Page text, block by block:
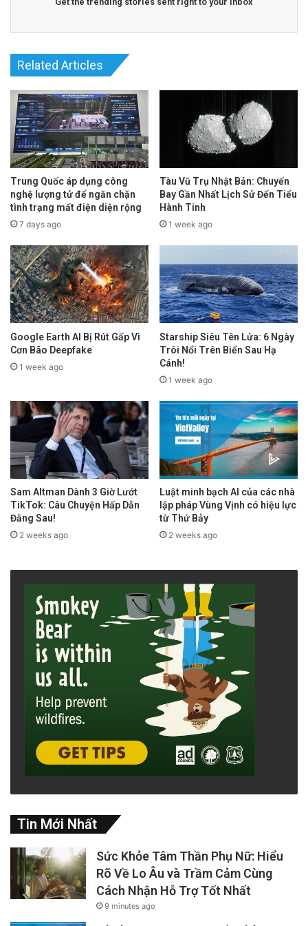
Related Articles
Trung Quốc áp dụng công
nghệ lượng tử để ngăn chặn
tình trạng mất điện diện rộng
7 days ago
Tàu Vũ Trụ Nhật Bản: Chuyến
Bay Gần Nhất Lịch Sử Đến Tiểu
Hành Tinh
1 week ago
Google Earth AI Bị Rút Gấp Vì
Cơn Bão Deepfake
1 week ago
Starship Siêu Tên Lửa: 6 Ngày
Trôi Nổi Trên Biển Sau Hạ
Cánh!
1 week ago
Sam Altman Dành 3 Giờ Lướt
TikTok: Câu Chuyện Hấp Dẫn
Đằng Sau!
2 weeks ago
Luật minh bạch AI của các nhà
lập pháp Vùng Vịnh có hiệu lực
từ Thứ Bảy
2 weeks ago
Tin Mới Nhất
Sức Khỏe Tâm Thần Phụ Nữ: Hiểu
Rõ Về Lo Âu và Trầm Cảm Cùng
Cách Nhận Hỗ Trợ Tốt Nhất
9 minutes ago